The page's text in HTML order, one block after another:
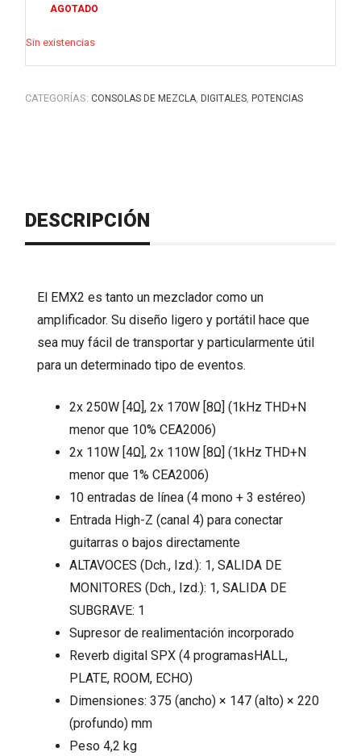
AGOTADO
Sin existencias
CATEGORÍAS: CONSOLAS DE MEZCLA, DIGITALES, POTENCIAS
DESCRIPCIÓN
El EMX2 es tanto un mezclador como un
amplificador. Su diseño ligero y portátil hace que
sea muy fácil de transportar y particularmente útil
para un determinado tipo de eventos.
2x 250W [4Ω], 2x 170W [8Ω] (1kHz THD+N
menor que 10% CEA2006)
2x 110W [4Ω], 2x 110W [8Ω] (1kHz THD+N
menor que 1% CEA2006)
10 entradas de línea (4 mono + 3 estéreo)
Entrada High-Z (canal 4) para conectar
guitarras o bajos directamente
ALTAVOCES (Dch., Izd.): 1, SALIDA DE
MONITORES (Dch., Izd.): 1, SALIDA DE
SUBGRAVE: 1
Supresor de realimentación incorporado
Reverb digital SPX (4 programasHALL,
PLATE, ROOM, ECHO)
Dimensiones: 375 (ancho) × 147 (alto) × 220
(profundo) mm
Peso 4,2 kg